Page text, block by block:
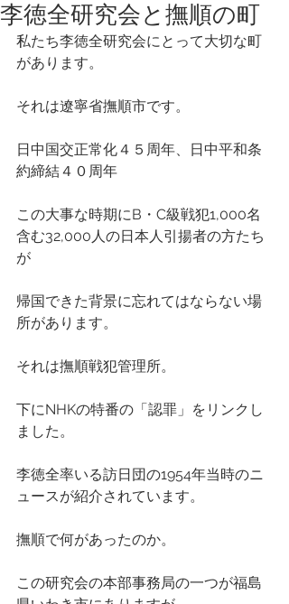
李徳全研究会と撫順の町
私たち李徳全研究会にとって大切な町
があります。
それは遼寧省撫順市です。
日中国交正常化４５周年、日中平和条
約締結４０周年
この大事な時期にB・C級戦犯1,000名
含む32,000人の日本人引揚者の方たち
が
帰国できた背景に忘れてはならない場
所があります。
それは撫順戦犯管理所。
下にNHKの特番の「認罪」をリンクし
ました。
李徳全率いる訪日団の1954年当時のニ
ュースが紹介されています。
撫順で何があったのか。
この研究会の本部事務局の一つが福島